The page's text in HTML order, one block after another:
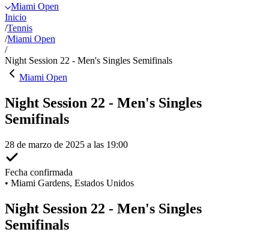
Miami Open
Inicio
/Tennis
/Miami Open
/
Night Session 22 - Men's Singles Semifinals
Miami Open
Night Session 22 - Men's Singles
Semifinals
28 de marzo de 2025 a las 19:00
Fecha confirmada
• Miami Gardens, Estados Unidos
Night Session 22 - Men's Singles
Semifinals